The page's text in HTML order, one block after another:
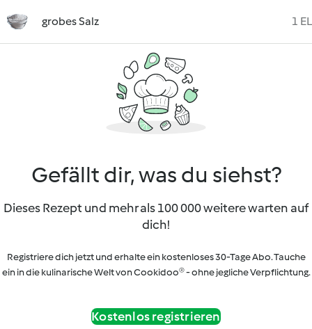
grobes Salz 1 EL
Gefällt dir, was du siehst?
Dieses Rezept und mehr als 100 000 weitere warten auf
dich!
Registriere dich jetzt und erhalte ein kostenloses 30-Tage Abo. Tauche
ein in die kulinarische Welt von Cookidoo® - ohne jegliche Verpflichtung.
Kostenlos registrieren